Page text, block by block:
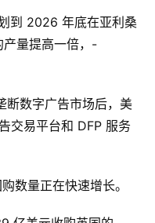
到 2026 年底在亚利桑
产量提高一倍，-
断数字广告市场后，美
交易平台和 DFP 服务
数量正在快速增长。